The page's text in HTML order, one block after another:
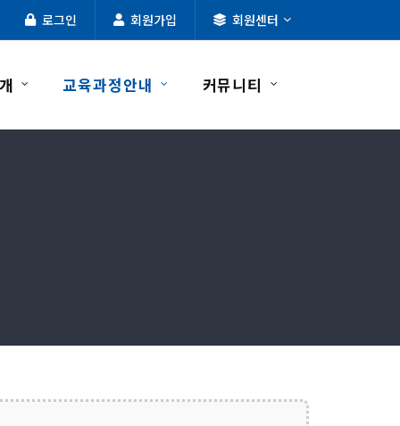
로그인 회원가입 회원센터
교육과정안내 커뮤니티